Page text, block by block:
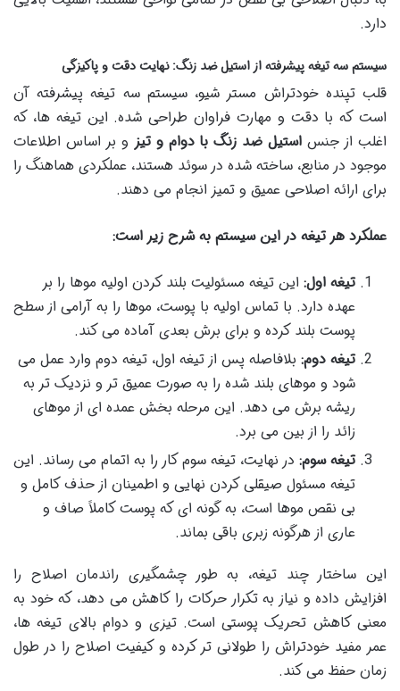
دارد.
سیستم سه تیغه پیشرفته از استیل ضد زنگ: نهایت دقت و پاکیزگی
قلب تپنده خودتراش مستر شیو، سیستم سه تیغه پیشرفته آن
است که با دقت و مهارت فراوان طراحی شده. این تیغه ها، که
اغلب از جنس استیل ضد زنگ با دوام و تیز و بر اساس اطلاعات
موجود در منابع، ساخته شده در سوئد هستند، عملکردی هماهنگ را
برای ارائه اصلاحی عمیق و تمیز انجام می دهند.
عملکرد هر تیغه در این سیستم به شرح زیر است:
تیغه اول: این تیغه مسئولیت بلند کردن اولیه موها را بر
عهده دارد. با تماس اولیه با پوست، موها را به آرامی از سطح
پوست بلند کرده و برای برش بعدی آماده می کند.
تیغه دوم: بلافاصله پس از تیغه اول، تیغه دوم وارد عمل می
شود و موهای بلند شده را به صورت عمیق تر و نزدیک تر به
ریشه برش می دهد. این مرحله بخش عمده ای از موهای
زائد را از بین می برد.
تیغه سوم: در نهایت، تیغه سوم کار را به اتمام می رساند. این
تیغه مسئول صیقلی کردن نهایی و اطمینان از حذف کامل و
بی نقص موها است، به گونه ای که پوست کاملاً صاف و
عاری از هرگونه زبری باقی بماند.
این ساختار چند تیغه، به طور چشمگیری راندمان اصلاح را
افزایش داده و نیاز به تکرار حرکات را کاهش می دهد، که خود به
معنی کاهش تحریک پوستی است. تیزی و دوام بالای تیغه ها،
عمر مفید خودتراش را طولانی تر کرده و کیفیت اصلاح را در طول
زمان حفظ می کند.